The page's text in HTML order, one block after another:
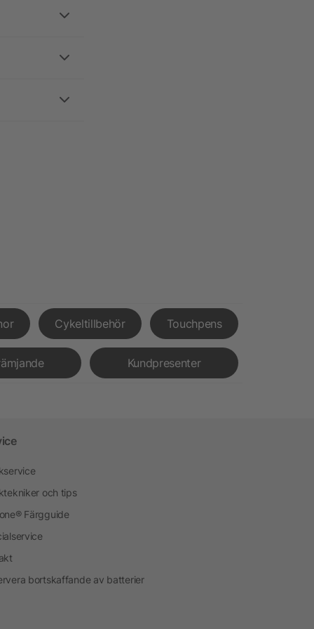
Cykeltillbehör Touchpens
Kundpresenter
och tips
Färgguide
bortskaffande av batterier